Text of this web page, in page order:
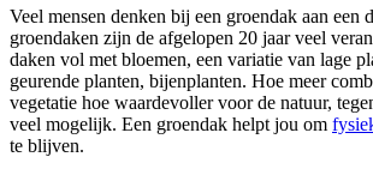
Veel mensen denken bij een groendak aan een
groendaken zijn de afgelopen 20 jaar veel
daken vol met bloemen, een variatie van lage
geurende planten, bijenplanten. Hoe meer
vegetatie hoe waardevoller voor de natuur,
veel mogelijk. Een groendak helpt jou om
te blijven.